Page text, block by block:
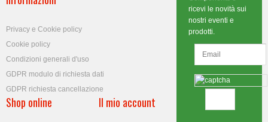
Privacy e Cookie policy
Cookie policy
Condizioni generali d'uso
GDPR modulo di richiesta dati
GDPR richiesta cancellazione
Shop online Il mio account
ricevi le novità sui
nostri eventi e
prodotti.